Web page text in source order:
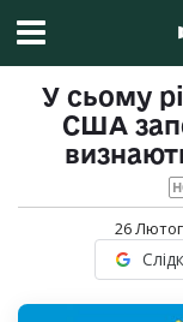
У сьому
США
26